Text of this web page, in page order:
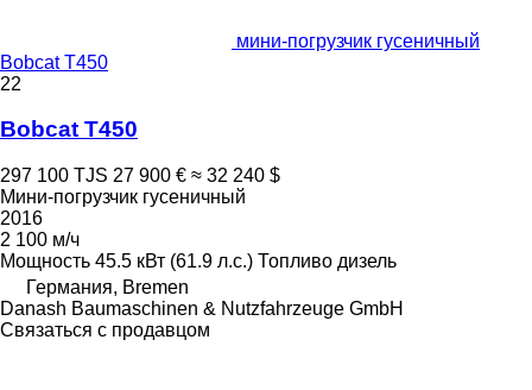
мини-погрузчик гусеничный
Bobcat T450
22
Bobcat T450
297 100 TJS 27 900 € ≈ 32 240 $
Мини-погрузчик гусеничный
2016
2 100 м/ч
Мощность 45.5 кВт (61.9 л.с.) Топливо дизель
Германия, Bremen
Danash Baumaschinen & Nutzfahrzeuge GmbH
Связаться с продавцом